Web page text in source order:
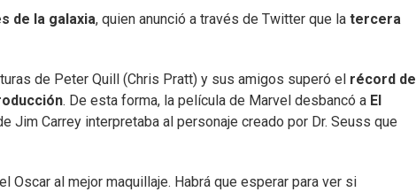
de la galaxia, quien anunció a través de Twitter que la tercera
de Peter Quill (Chris Pratt) y sus amigos superó el récord de
. De esta forma, la película de Marvel desbancó a El
Jim Carrey interpretaba al personaje creado por Dr. Seuss que
Oscar al mejor maquillaje. Habrá que esperar para ver si